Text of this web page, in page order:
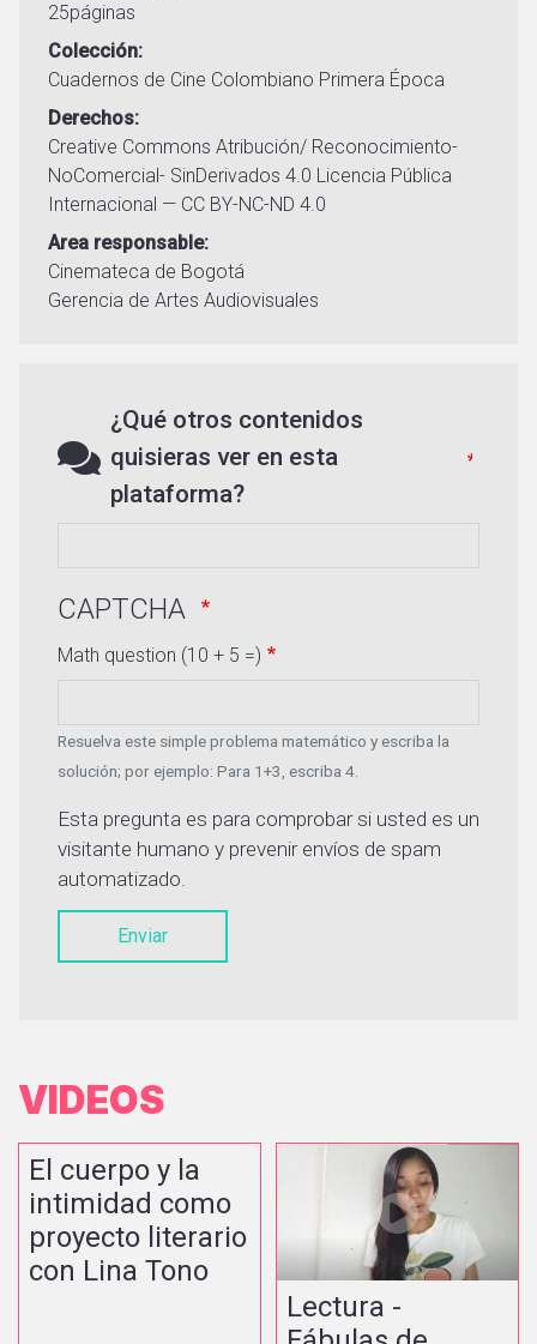
25páginas
Colección
Cuadernos de Cine Colombiano Primera Época
Derechos
Creative Commons Atribución/ Reconocimiento-
NoComercial- SinDerivados 4.0 Licencia Pública
Internacional — CC BY-NC-ND 4.0
Area responsable
Cinemateca de Bogotá
Gerencia de Artes Audiovisuales
¿Qué otros contenidos
quisieras ver en esta
plataforma?
CAPTCHA
Math question (10 + 5 =)
Resuelva este simple problema matemático y escriba la
solución; por ejemplo: Para 1+3, escriba 4.
Esta pregunta es para comprobar si usted es un
visitante humano y prevenir envíos de spam
automatizado.
Enviar
VIDEOS
El cuerpo y la
intimidad como
proyecto literario
con Lina Tono
Lectura -